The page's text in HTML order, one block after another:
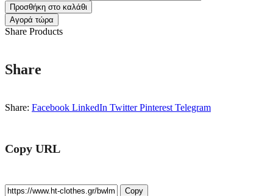
Προσθήκη στο καλάθι
Αγορά τώρα
Share Products
Share
Share: Facebook LinkedIn Twitter Pinterest Telegram
Copy URL
Copy